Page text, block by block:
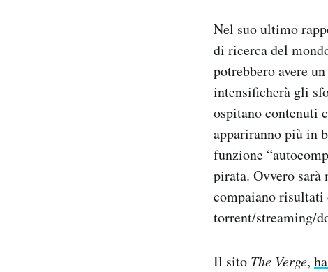
Nel suo ultimo
di ricerca del
potrebbero avere
intensificherà gli
ospitano contenuti
appariranno più in
funzione
pirata. Ovvero
compaiano
torrent/streaming/
Il sito The Verge,